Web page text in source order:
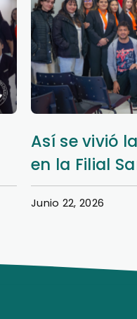
Así se vivió
en la Filial
Junio 22, 2026